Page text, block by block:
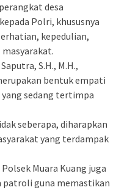
desa
Polri, khususnya
kepedulian,
S.H., M.H.,
bentuk empati
sedang tertimpa
seberapa, diharapkan
yang terdampak
Muara Kuang juga
guna memastikan